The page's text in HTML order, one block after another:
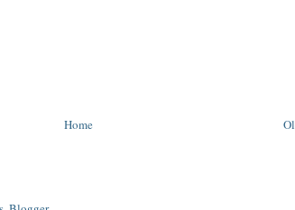
Home